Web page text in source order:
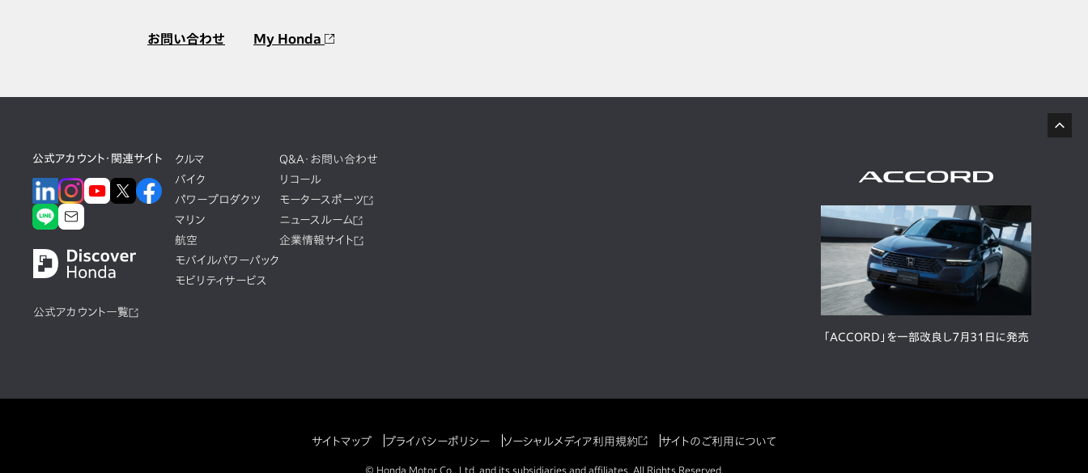
お問い合わせ My Honda
公式アカウント・関連サイト
公式アカウント一覧
クルマ
バイク
パワープロダクツ
マリン
航空
モバイルパワーパック
モビリティサービス
Q&A・お問い合わせ
リコール
モータースポーツ
ニュースルーム
企業情報サイト
「ACCORD」を一部改良し7月31日に発売
サイトマップ プライバシーポリシー ソーシャルメディア利用規約 サイトのご利用について
© Honda Motor Co., Ltd. and its subsidiaries and affiliates. All Rights Reserved.